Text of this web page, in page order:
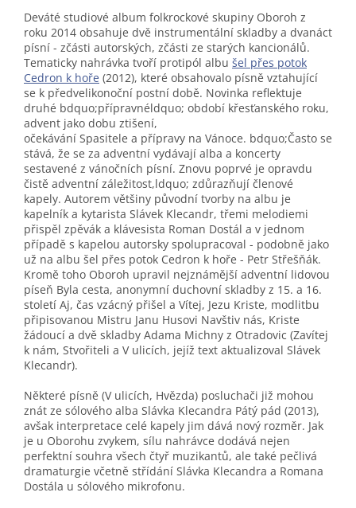
Deváté studiové album folkrockové skupiny Oboroh z
roku 2014 obsahuje dvě instrumentální skladby a dvanáct
písní - zčásti autorských, zčásti ze starých kancionálů.
Tematicky nahrávka tvoří protipól albu šel přes potok
Cedron k hoře (2012), které obsahovalo písně vztahující
se k předvelikonoční postní době. Novinka reflektuje
druhé bdquo;přípravnéldquo; období křesťanského roku,
advent jako dobu ztišení,
očekávání Spasitele a přípravy na Vánoce. bdquo;Často se
stává, že se za adventní vydávají alba a koncerty
sestavené z vánočních písní. Znovu poprvé je opravdu
čistě adventní záležitost,ldquo; zdůrazňují členové
kapely. Autorem většiny původní tvorby na albu je
kapelník a kytarista Slávek Klecandr, třemi melodiemi
přispěl zpěvák a klávesista Roman Dostál a v jednom
případě s kapelou autorsky spolupracoval - podobně jako
už na albu šel přes potok Cedron k hoře - Petr Střešňák.
Kromě toho Oboroh upravil nejznámější adventní lidovou
píseň Byla cesta, anonymní duchovní skladby z 15. a 16.
století Aj, čas vzácný přišel a Vítej, Jezu Kriste, modlitbu
připisovanou Mistru Janu Husovi Navštiv nás, Kriste
žádoucí a dvě skladby Adama Michny z Otradovic (Zavítej
k nám, Stvořiteli a V ulicích, jejíž text aktualizoval Slávek
Klecandr).
Některé písně (V ulicích, Hvězda) posluchači již mohou
znát ze sólového alba Slávka Klecandra Pátý pád (2013),
avšak interpretace celé kapely jim dává nový rozměr. Jak
je u Oborohu zvykem, sílu nahrávce dodává nejen
perfektní souhra všech čtyř muzikantů, ale také pečlivá
dramaturgie včetně střídání Slávka Klecandra a Romana
Dostála u sólového mikrofonu.